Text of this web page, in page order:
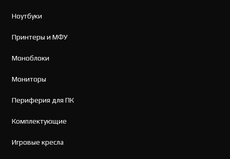
Ноутбуки
Принтеры и МФУ
Моноблоки
Мониторы
Периферия для ПК
Комплектующие
Игровые кресла